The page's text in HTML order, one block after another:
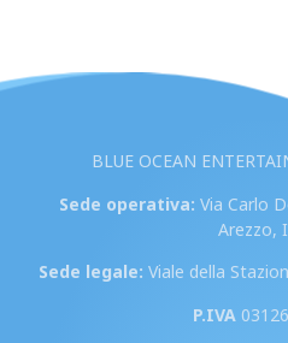
BLUE OCEAN
Sede operativa: Via Carlo
Arezzo,
Sede legale: Viale della
P.IVA